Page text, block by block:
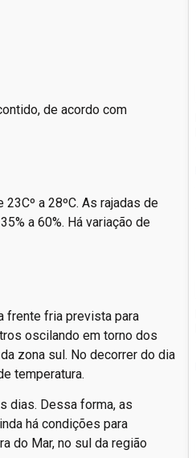
de acordo com
a 28ºC. As rajadas de
a 60%. Há variação de
frente fria prevista para
oscilando em torno dos
zona sul. No decorrer do dia
temperatura.
dias. Dessa forma, as
há condições para
do Mar, no sul da região